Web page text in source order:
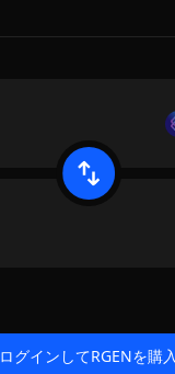
ログインしてRGENを購入